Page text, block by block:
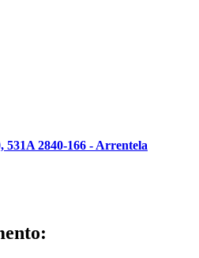
531A 2840-166 - Arrentela